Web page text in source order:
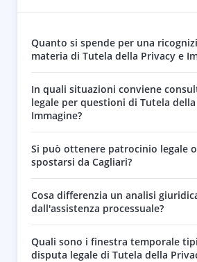
Quanto si spende per una
materia di Tutela della Privacy e
In quali situazioni conviene
legale per questioni di Tutela
Immagine?
Si può ottenere patrocinio legale
spostarsi da Cagliari?
Cosa differenzia un analisi
dall'assistenza processuale?
Quali sono i finestra temporale
disputa legale di Tutela della